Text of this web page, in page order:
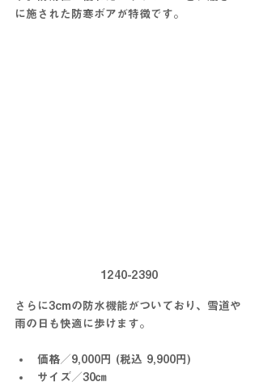
に施された防寒ボアが特徴です。
1240-2390
さらに3cmの防水機能がついており、雪道や
雨の日も快適に歩けます。
価格／9,000円 (税込 9,900円)
サイズ／30㎝